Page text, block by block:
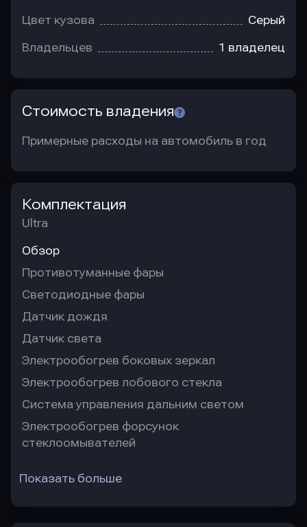
Цвет кузова Серый
Владельцев 1 владелец
Стоимость владения
Примерные расходы на автомобиль в год
Комплектация
Ultra
Обзор
Противотуманные фары
Светодиодные фары
Датчик дождя
Датчик света
Электрообогрев боковых зеркал
Электрообогрев лобового стекла
Система управления дальним светом
Электрообогрев форсунок
стеклоомывателей
Показать больше